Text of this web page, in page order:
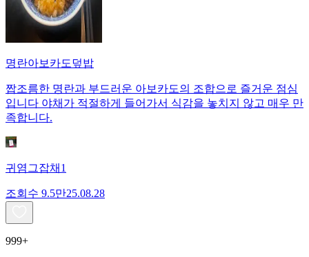
명란아보카도덮밥
짭조름한 명란과 부드러운 아보카도의 조합으로 즐거운 점심
입니다 야채가 적절하게 들어가서 식감을 놓치지 않고 매우 만
족합니다.
귀염그잡채1
조회수 9.5만25.08.28
999+